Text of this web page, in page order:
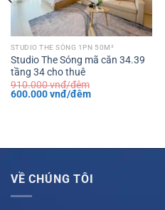
STUDIO THE SÓNG 1PN 50M²
Studio The Sóng mã căn 34.39
tầng 34 cho thuê
910.000vnđ/đêm
Giá
600.000vnđ/đêmGiá
VỀ CHÚNG TÔI